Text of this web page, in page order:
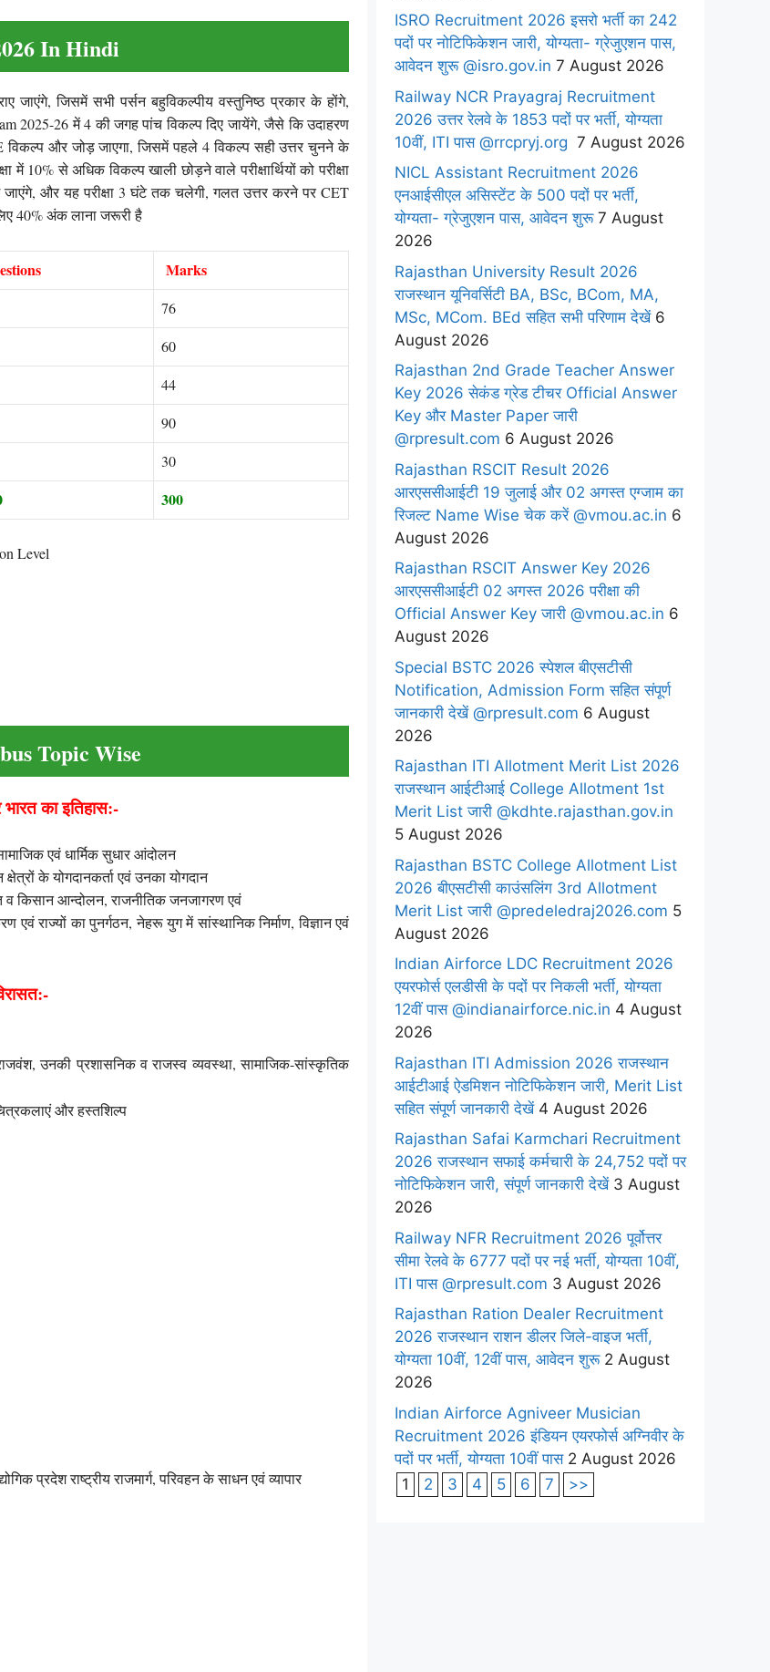
In Hindi
जाएंगे, जिसमें सभी पर्सन बहुविकल्पीय वस्तुनिष्ठ प्रकार के होंगे,
2025-26 में 4 की जगह पांच विकल्प दिए जायेंगे, जैसे कि उदाहरण
और जोड़ जाएगा, जिसमें पहले 4 विकल्प सही उत्तर चुनने के
में 10% से अधिक विकल्प खाली छोड़ने वाले परीक्षार्थियों को परीक्षा
जाएंगे, और यह परीक्षा 3 घंटे तक चलेगी, गलत उत्तर करने पर CET
40% अंक लाना जरूरी है
Marks
76
60
44
90
30
300
Level
Topic Wise
का इतिहास:-
एवं धार्मिक सुधार आंदोलन
के योगदानकर्ता एवं उनका योगदान
व किसान आन्दोलन, राजनीतिक जनजागरण एवं
एवं राज्यों का पुनर्गठन, नेहरू युग में सांस्थानिक निर्माण, विज्ञान एवं
उनकी प्रशासनिक व राजस्व व्यवस्था, सामाजिक-सांस्कृतिक
और हस्तशिल्प
प्रदेश राष्ट्रीय राजमार्ग, परिवहन के साधन एवं व्यापार
ISRO Recruitment 2026 इसरो भर्ती का 242
पदों पर नोटिफिकेशन जारी, योग्यता- ग्रेजुएशन पास,
आवेदन शुरू @isro.gov.in 7 August 2026
Railway NCR Prayagraj Recruitment
2026 उत्तर रेलवे के 1853 पदों पर भर्ती, योग्यता
10वीं, ITI पास @rrcpryj.org 7 August 2026
NICL Assistant Recruitment 2026
एनआईसीएल असिस्टेंट के 500 पदों पर भर्ती,
योग्यता- ग्रेजुएशन पास, आवेदन शुरू7 August
2026
Rajasthan University Result 2026
राजस्थान यूनिवर्सिटी BA, BSc, BCom, MA,
MSc, MCom. BEd सहित सभी परिणाम देखें6
August 2026
Rajasthan 2nd Grade Teacher Answer
Key 2026 सेकंड ग्रेड टीचर Official Answer
Key और Master Paper जारी
@rpresult.com 6 August 2026
Rajasthan RSCIT Result 2026
आरएससीआईटी 19 जुलाई और 02 अगस्त एग्जाम का
रिजल्ट Name Wise चेक करें @vmou.ac.in 6
August 2026
Rajasthan RSCIT Answer Key 2026
आरएससीआईटी 02 अगस्त 2026 परीक्षा की
Official Answer Key जारी @vmou.ac.in 6
August 2026
Special BSTC 2026 स्पेशल बीएसटीसी
Notification, Admission Form सहित संपूर्ण
जानकारी देखें @rpresult.com 6 August
2026
Rajasthan ITI Allotment Merit List 2026
राजस्थान आईटीआई College Allotment 1st
Merit List जारी @kdhte.rajasthan.gov.in
5 August 2026
Rajasthan BSTC College Allotment List
2026 बीएसटीसी काउंसलिंग 3rd Allotment
Merit List जारी @predeledraj2026.com 5
August 2026
Indian Airforce LDC Recruitment 2026
एयरफोर्स एलडीसी के पदों पर निकली भर्ती, योग्यता
12वीं पास @indianairforce.nic.in 4 August
2026
Rajasthan ITI Admission 2026 राजस्थान
आईटीआई ऐडमिशन नोटिफिकेशन जारी, Merit List
सहित संपूर्ण जानकारी देखें4 August 2026
Rajasthan Safai Karmchari Recruitment
2026 राजस्थान सफाई कर्मचारी के 24,752 पदों पर
नोटिफिकेशन जारी, संपूर्ण जानकारी देखें3 August
2026
Railway NFR Recruitment 2026 पूर्वोत्तर
सीमा रेलवे के 6777 पदों पर नई भर्ती, योग्यता 10वीं,
ITI पास @rpresult.com 3 August 2026
Rajasthan Ration Dealer Recruitment
2026 राजस्थान राशन डीलर जिले-वाइज भर्ती,
योग्यता 10वीं, 12वीं पास, आवेदन शुरू2 August
2026
Indian Airforce Agniveer Musician
Recruitment 2026 इंडियन एयरफोर्स अग्निवीर के
पदों पर भर्ती, योग्यता 10वीं पास2 August 2026
1
2 3 4 5 6 7 >>